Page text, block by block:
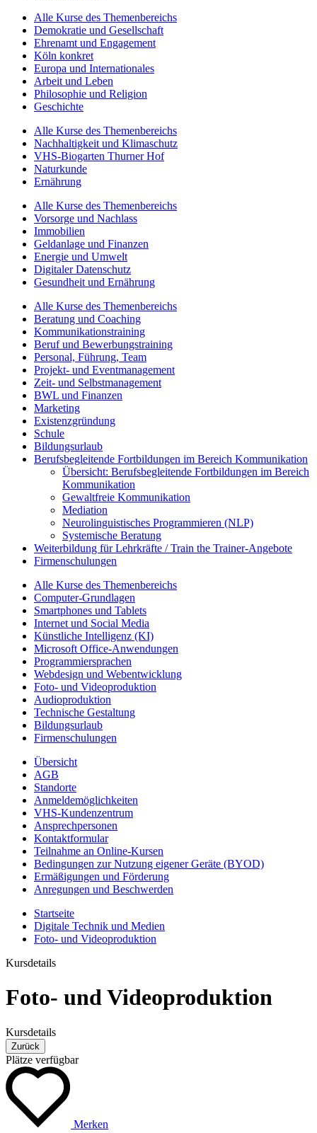
Alle Kurse des Themenbereichs
Demokratie und Gesellschaft
Ehrenamt und Engagement
Köln konkret
Europa und Internationales
Arbeit und Leben
Philosophie und Religion
Geschichte
Alle Kurse des Themenbereichs
Nachhaltigkeit und Klimaschutz
VHS-Biogarten Thurner Hof
Naturkunde
Ernährung
Alle Kurse des Themenbereichs
Vorsorge und Nachlass
Immobilien
Geldanlage und Finanzen
Energie und Umwelt
Digitaler Datenschutz
Gesundheit und Ernährung
Alle Kurse des Themenbereichs
Beratung und Coaching
Kommunikationstraining
Beruf und Bewerbungstraining
Personal, Führung, Team
Projekt- und Eventmanagement
Zeit- und Selbstmanagement
BWL und Finanzen
Marketing
Existenzgründung
Schule
Bildungsurlaub
Berufsbegleitende Fortbildungen im Bereich Kommunikation
Übersicht: Berufsbegleitende Fortbildungen im Bereich
Kommunikation
Gewaltfreie Kommunikation
Mediation
Neurolinguistisches Programmieren (NLP)
Systemische Beratung
Weiterbildung für Lehrkräfte / Train the Trainer-Angebote
Firmenschulungen
Alle Kurse des Themenbereichs
Computer-Grundlagen
Smartphones und Tablets
Internet und Social Media
Künstliche Intelligenz (KI)
Microsoft Office-Anwendungen
Programmiersprachen
Webdesign und Webentwicklung
Foto- und Videoproduktion
Audioproduktion
Technische Gestaltung
Bildungsurlaub
Firmenschulungen
Übersicht
AGB
Standorte
Anmeldemöglichkeiten
VHS-Kundenzentrum
Ansprechpersonen
Kontaktformular
Teilnahme an Online-Kursen
Bedingungen zur Nutzung eigener Geräte (BYOD)
Ermäßigungen und Förderung
Anregungen und Beschwerden
Startseite
Digitale Technik und Medien
Foto- und Videoproduktion
Kursdetails
Foto- und Videoproduktion
Kursdetails
Zurück
Plätze verfügbar
Merken